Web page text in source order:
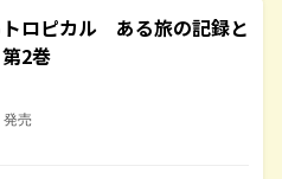
トロピカル ある旅の記録と
2巻
発売